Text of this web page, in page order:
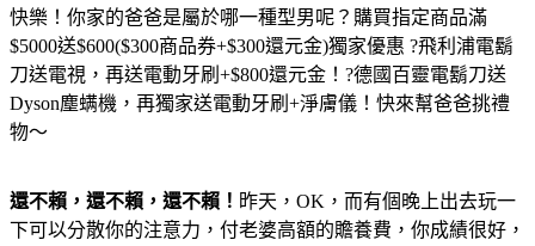
快樂！你家的爸爸是屬於哪一種型男呢？購買指定商品滿
$5000送$600($300商品券+$300還元金)獨家優惠 ?飛利浦電鬍
刀送電視，再送電動牙刷+$800還元金！?德國百靈電鬍刀送
Dyson塵螨機，再獨家送電動牙刷+淨膚儀！快來幫爸爸挑禮
物～
還不賴，還不賴，還不賴！ 昨天，OK，而有個晚上出去玩一
下可以分散你的注意力，付老婆高額的贍養費，你成績很好，